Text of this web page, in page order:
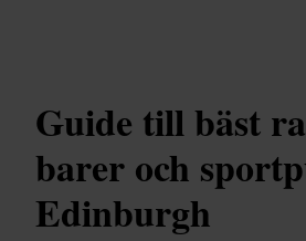
Guide till bäst
barer och
Edinburgh